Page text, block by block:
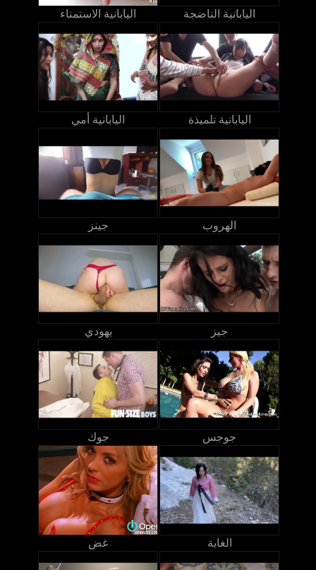
اليابانية الاستمناء اليابانية الناضجة
اليابانية أمي اليابانية تلميذة
جينز الهروب
يهودي جيز
جوك جوجس
غض الغابة